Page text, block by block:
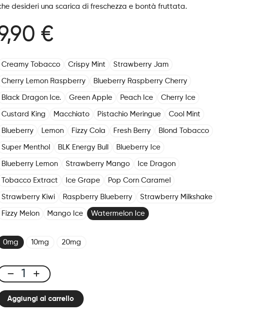
desideri una scarica di freschezza e bontà fruttata.
€
Creamy Tobacco Crispy Mint Strawberry Jam
Cherry Lemon Raspberry Blueberry Raspberry Cherry
Black Dragon Ice. Green Apple Peach Ice Cherry Ice
Custard King Macchiato Pistachio Meringue Cool Mint
Blueberry Lemon Fizzy Cola Fresh Berry Blond Tobacco
Super Menthol BLK Energy Bull Blueberry Ice
Blueberry Lemon Strawberry Mango Ice Dragon
Tobacco Extract Ice Grape Pop Corn Caramel
Strawberry Kiwi Raspberry Blueberry Strawberry Milkshake
Fizzy Melon Mango Ice Watermelon Ice
0mg 10mg 20mg
Aggiungi al carrello